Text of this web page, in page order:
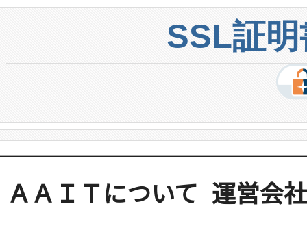
SSL証
ＡＡＩＴについて 運営会社